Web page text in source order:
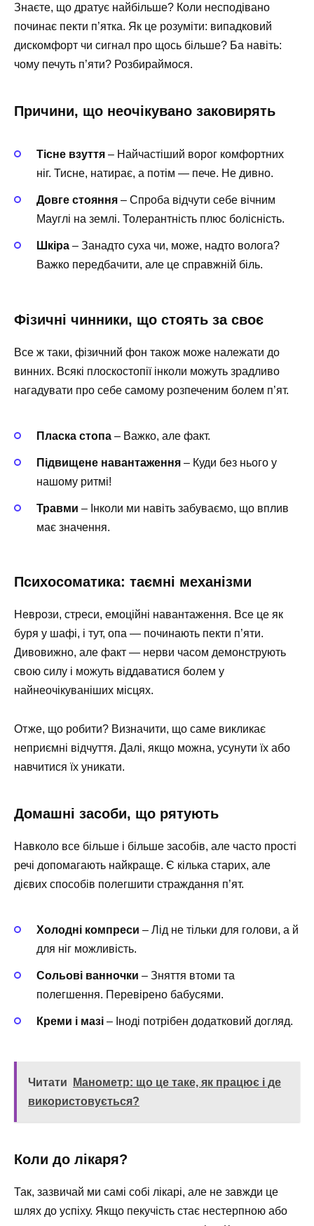
Знаєте, що дратує найбільше? Коли несподівано
починає пекти п’ятка. Як це розуміти: випадковий
дискомфорт чи сигнал про щось більше? Ба навіть:
чому печуть п’яти? Розбираймося.
Причини, що неочікувано заковирять
Тісне взуття – Найчастіший ворог комфортних
ніг. Тисне, натирає, а потім — пече. Не дивно.
Довге стояння – Спроба відчути себе вічним
Мауглі на землі. Толерантність плюс болісність.
Шкіра – Занадто суха чи, може, надто волога?
Важко передбачити, але це справжній біль.
Фізичні чинники, що стоять за своє
Все ж таки, фізичний фон також може належати до
винних. Всякі плоскостопії інколи можуть зрадливо
нагадувати про себе самому розпеченим болем п’ят.
Пласка стопа – Важко, але факт.
Підвищене навантаження – Куди без нього у
нашому ритмі!
Травми – Інколи ми навіть забуваємо, що вплив
має значення.
Психосоматика: таємні механізми
Неврози, стреси, емоційні навантаження. Все це як
буря у шафі, і тут, опа — починають пекти п’яти.
Дивовижно, але факт — нерви часом демонструють
свою силу і можуть віддаватися болем у
найнеочікуваніших місцях.
Отже, що робити? Визначити, що саме викликає
неприємні відчуття. Далі, якщо можна, усунути їх або
навчитися їх уникати.
Домашні засоби, що рятують
Навколо все більше і більше засобів, але часто прості
речі допомагають найкраще. Є кілька старих, але
дієвих способів полегшити страждання п’ят.
Холодні компреси – Лід не тільки для голови, а й
для ніг можливість.
Сольові ванночки – Зняття втоми та
полегшення. Перевірено бабусями.
Креми і мазі – Іноді потрібен додатковий догляд.
Читати
Манометр: що це таке, як працює і де
використовується?
Коли до лікаря?
Так, зазвичай ми самі собі лікарі, але не завжди це
шлях до успіху. Якщо пекучість стає нестерпною або